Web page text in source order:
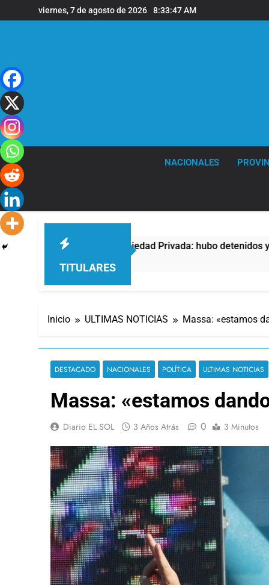
al
viernes, 7 de agosto de 2026 8:33:48 AM
NACIONALES
TITULARES
la Ley de Propiedad Privada: hubo detenidos y
Inicio ULTIMAS NOTICIAS Massa: «estamos
DESTACADO NACIONALES POLÍTICA ULTIMAS NOTICIAS
Massa: «estamos
Diario EL SOL 3 Años Atrás 0 3 Minutos